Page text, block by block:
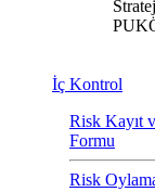
İç Kontrol
Risk Kayıt
Formu
Risk